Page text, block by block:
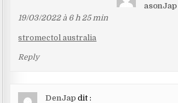
les
commentaires
asonJap
19/03/2022 à 6 h 25 min
stromectol australia
Reply
DenJap dit :